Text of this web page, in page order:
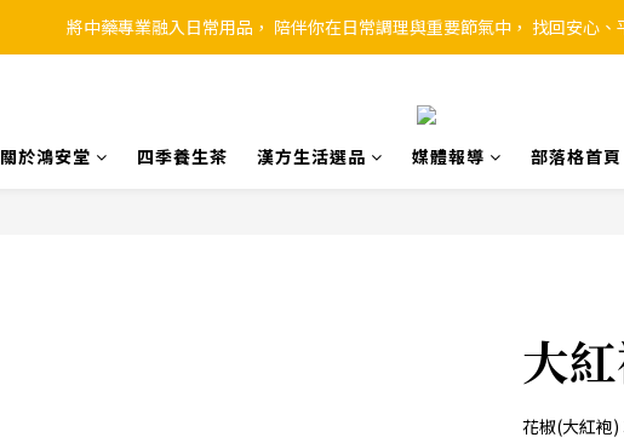
將中藥專業融入日常用品， 陪伴你在日常調理與重要節氣中， 找回安心、
關於鴻安堂 四季養生茶 漢方生活選品 媒體報導 部落格首頁
大
花椒(大紅袍)